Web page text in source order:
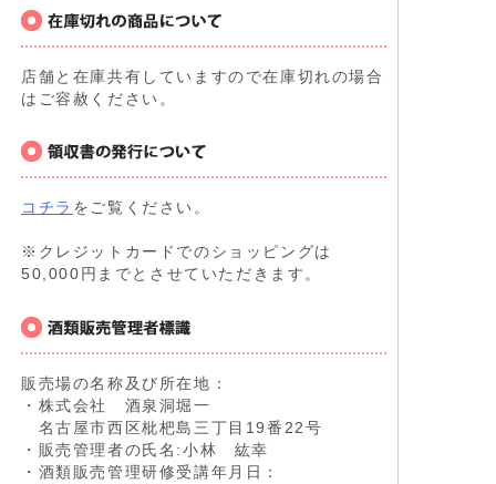
店舗と在庫共有していますので在庫切れの場合
はご容赦ください。
コチラ をご覧ください。
※クレジットカードでのショッピングは
50,000円までとさせていただきます。
販売場の名称及び所在地：
・株式会社 酒泉洞堀一
名古屋市西区枇杷島三丁目19番22号
・販売管理者の氏名:小林 紘幸
・酒類販売管理研修受講年月日：